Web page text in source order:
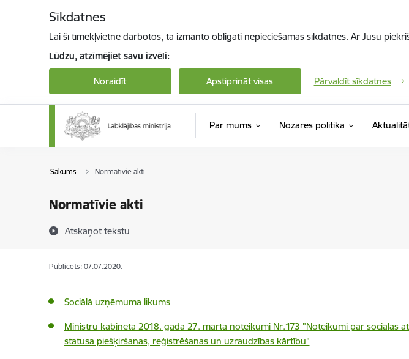
Sīkdatnes
Lai šī tīmekļvietne darbotos, tā izmanto obligāti nepieciešamās sīkdatnes. Ar Jūsu
Lūdzu, atzīmējiet savu izvēli:
Noraidīt Apstiprināt visas Pārvaldīt sīkdatnes
Par mums Nozares politika
Sākums Normatīvie akti
Normatīvie akti
Atskaņot tekstu
Publicēts: 07.07.2020.
Sociālā uzņēmuma likums
Ministru kabineta 2018. gada 27. marta noteikumi Nr.173 "Noteikumi par sociālās
statusa piešķiršanas, reģistrēšanas un uzraudzības kārtību"